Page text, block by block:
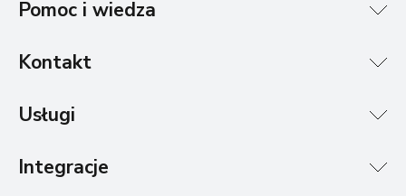
Pomoc i wiedza
Kontakt
Usługi
Integracje